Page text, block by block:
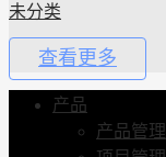
未分类
查看更多
产品
产品管理